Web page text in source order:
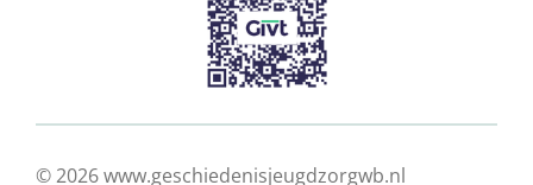
© 2026 www.geschiedenisjeugdzorgwb.nl